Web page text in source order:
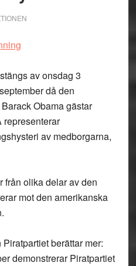
av onsdag 3
då den
Obama gästar
representerar
av medborgarna,
från olika delar av den
mot den amerikanska
berättar mer:
demonstrerar Piratpartiet